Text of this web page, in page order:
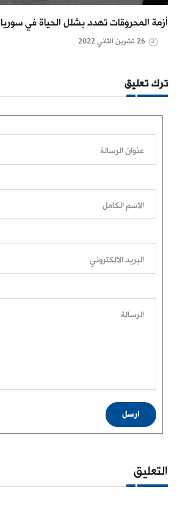
أزمة المحروقات تهدد بشلل الحياة في سوريا
ترك تعليق
عنوان الرسالة
الاسم الكامل
البريد الالكتروني
الرسالة
ارسل
التعليق